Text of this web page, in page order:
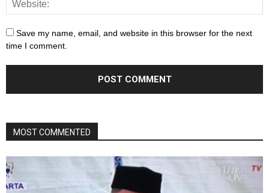
Save my name, email, and website in this browser for the next
time I comment.
MOST COMMENTED